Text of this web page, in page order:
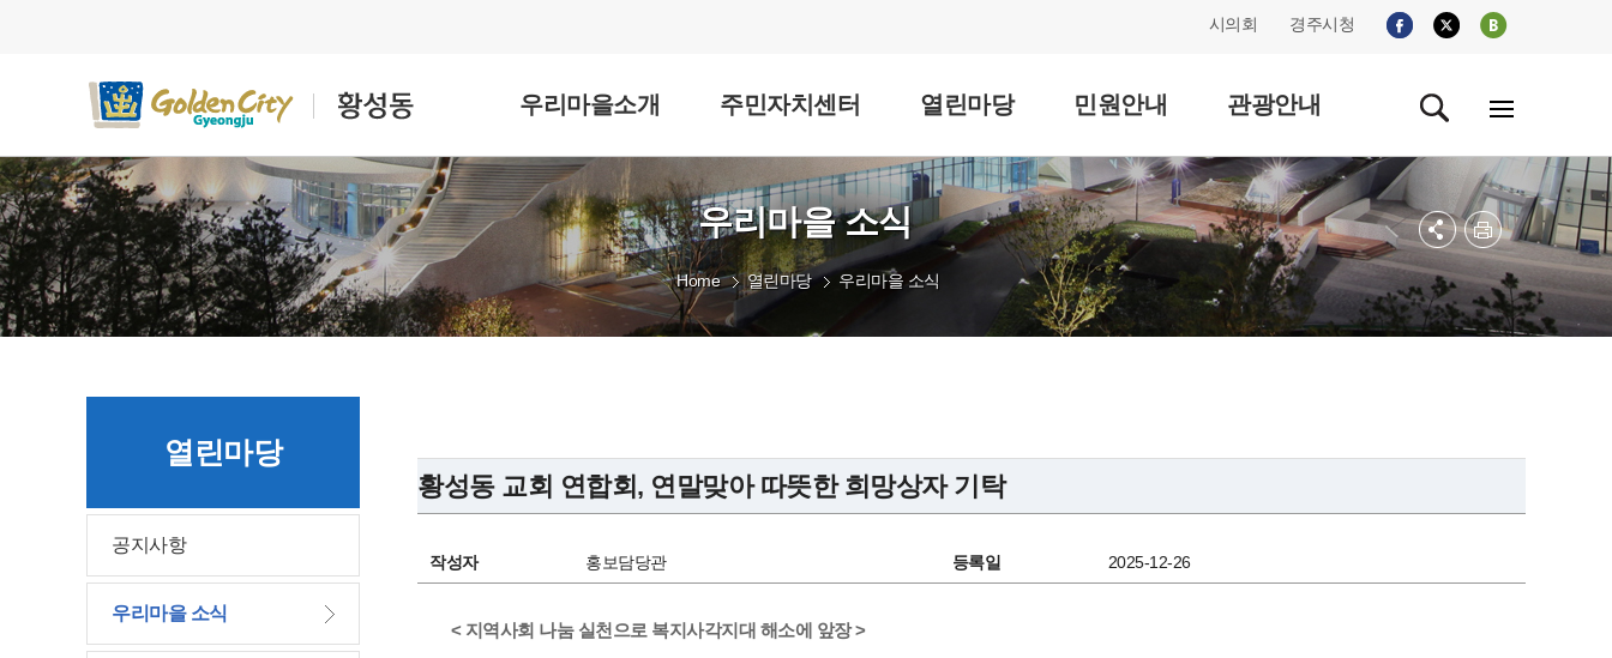
시의회 경주시청
우리마을소개 주민자치센터 열린마당 민원안내 관광안내
열린마당
공지사항
우리마을 소식
우리마을 소식
Home 열린마당 우리마을 소식
황성동 교회 연합회, 연말맞아 따뜻한 희망상자 기탁
작성자 홍보담당관 등록일 2025-12-26
< 지역사회 나눔 실천으로 복지사각지대 해소에 앞장 >